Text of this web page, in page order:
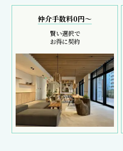
仲介手数料0円～
賢い選択で
お得に契約